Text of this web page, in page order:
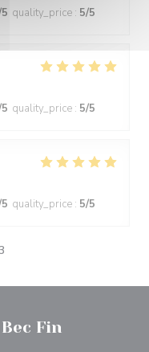
quality_price : 5/5
quality_price : 5/5
quality_price : 5/5
Fin